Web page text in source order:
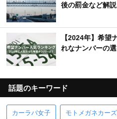
後の罰金など解説
【2024年】希望
れなナンバーの
話題のキーワード
カーラバ女子 モトメガネカーズ